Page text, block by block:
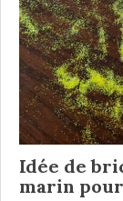
e
l
a
r
t
Idée de
marin